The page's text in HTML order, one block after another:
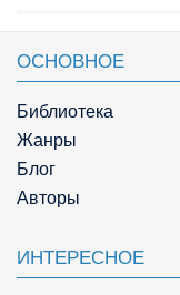
ОСНОВНОЕ
Библиотека
Жанры
Блог
Авторы
ИНТЕРЕСНОЕ